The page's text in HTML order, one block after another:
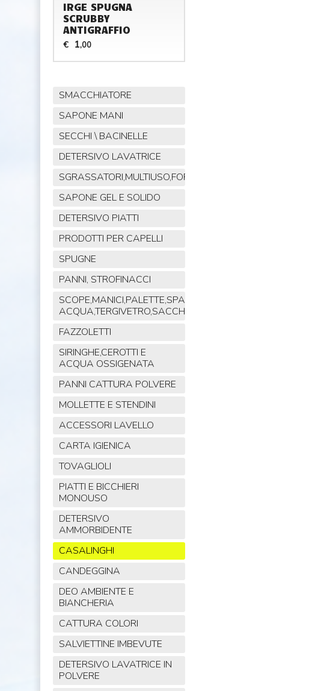
IRGE SPUGNA
SCRUBBY
ANTIGRAFFIO
€ 1,00
SMACCHIATORE
SAPONE MANI
SECCHI \ BACINELLE
DETERSIVO LAVATRICE
SGRASSATORI,MULTIUSO,FORNO,POLVERE,VETRI,AMMONIACA
SAPONE GEL E SOLIDO
DETERSIVO PIATTI
PRODOTTI PER CAPELLI
SPUGNE
PANNI, STROFINACCI
SCOPE,MANICI,PALETTE,SPAZZOLE,TIRA
ACQUA,TERGIVETRO,SACCHI,MOP
FAZZOLETTI
SIRINGHE,CEROTTI E
ACQUA OSSIGENATA
PANNI CATTURA POLVERE
MOLLETTE E STENDINI
ACCESSORI LAVELLO
CARTA IGIENICA
TOVAGLIOLI
PIATTI E BICCHIERI
MONOUSO
DETERSIVO
AMMORBIDENTE
CASALINGHI
CANDEGGINA
DEO AMBIENTE E
BIANCHERIA
CATTURA COLORI
SALVIETTINE IMBEVUTE
DETERSIVO LAVATRICE IN
POLVERE